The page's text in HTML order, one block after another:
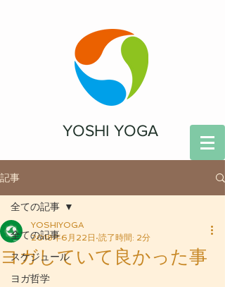
YOSHI YOGA
記事
全ての記事
スケジュール
ヨガ哲学
全ての記事
ヨガしていて良かった事
YOSHIYOGA
2018年6月22日 読了時間: 2分